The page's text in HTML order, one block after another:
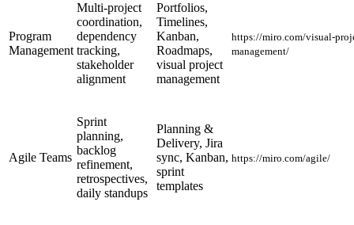
Program
Management
Multi-project
coordination,
dependency
tracking,
stakeholder
alignment
Portfolios,
Timelines,
Kanban,
Roadmaps,
visual project
management
https://miro.com/visual-
management/
Agile Teams
Sprint
planning,
backlog
refinement,
retrospectives,
daily standups
Planning &
Delivery, Jira
sync, Kanban,
sprint
templates
https://miro.com/agile/